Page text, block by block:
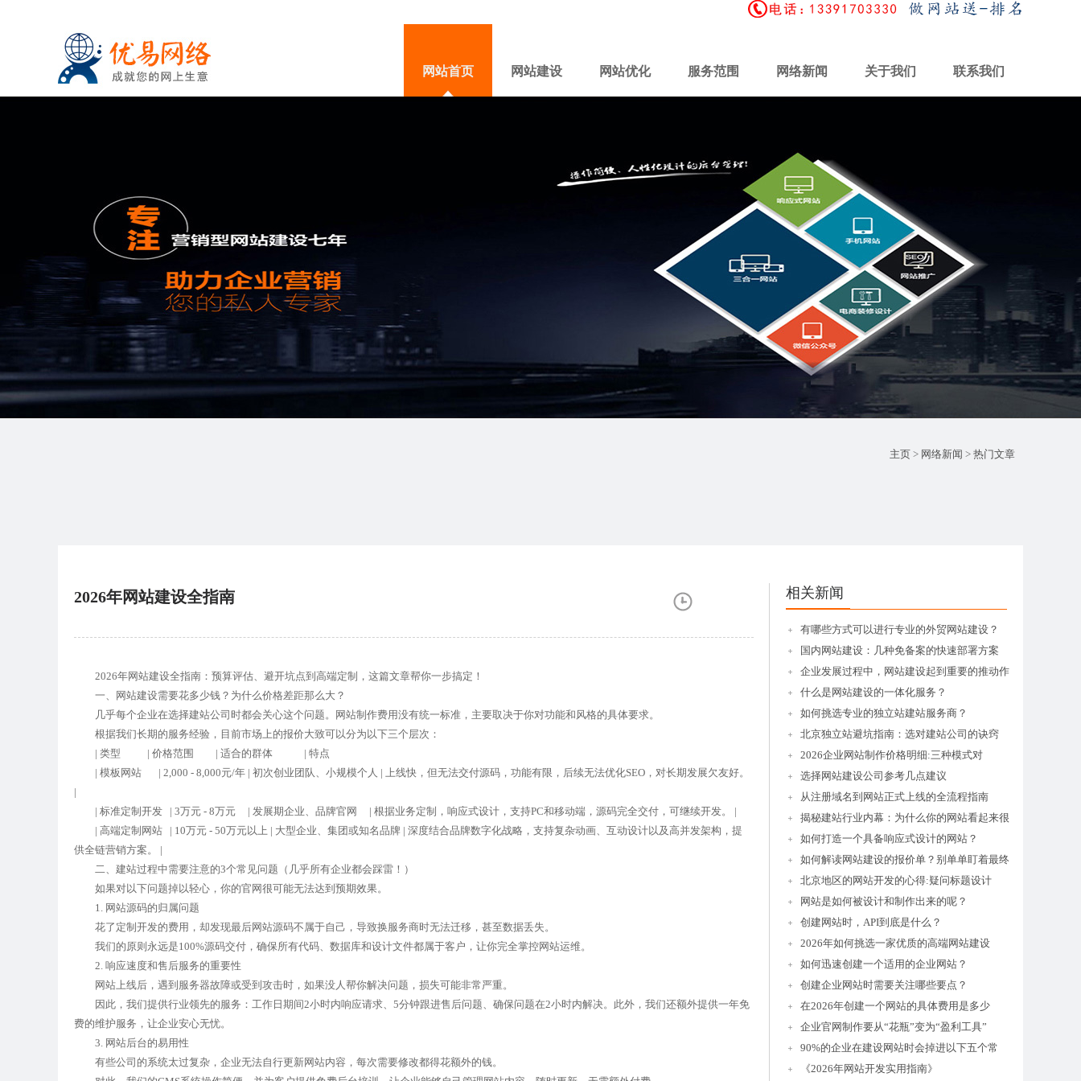
网站首页 网站建设 网站优化 服务范围 网络新闻 关于我们 联系我们
主页 > 网络新闻 > 热门文章
2026年网站建设全指南
2026年网站建设全指南：预算评估、避开坑点到高端定制，这篇文章帮你一步搞定！
一、网站建设需要花多少钱？为什么价格差距那么大？
几乎每个企业在选择建站公司时都会关心这个问题。网站制作费用没有统一标准，主要取决于你对功能和风格的具体要求。
根据我们长期的服务经验，目前市场上的报价大致可以分为以下三个层次：
| 类型 | 价格范围 | 适合的群体 | 特点
| 模板网站 | 2,000 - 8,000元/年 | 初次创业团队、小规模个人 | 上线快，但无法交付源码，功能有限，后续无法优化SEO，对长期发展欠友好。
|
| 标准定制开发 | 3万元 - 8万元 | 发展期企业、品牌官网 | 根据业务定制，响应式设计，支持PC和移动端，源码完全交付，可继续开发。 |
| 高端定制网站 | 10万元 - 50万元以上 | 大型企业、集团或知名品牌 | 深度结合品牌数字化战略，支持复杂动画、互动设计以及高并发架构，提
供全链营销方案。 |
二、建站过程中需要注意的3个常见问题（几乎所有企业都会踩雷！）
如果对以下问题掉以轻心，你的官网很可能无法达到预期效果。
1. 网站源码的归属问题
花了定制开发的费用，却发现最后网站源码不属于自己，导致换服务商时无法迁移，甚至数据丢失。
我们的原则永远是100%源码交付，确保所有代码、数据库和设计文件都属于客户，让你完全掌控网站运维。
2. 响应速度和售后服务的重要性
网站上线后，遇到服务器故障或受到攻击时，如果没人帮你解决问题，损失可能非常严重。
因此，我们提供行业领先的服务：工作日期间2小时内响应请求、5分钟跟进售后问题、确保问题在2小时内解决。此外，我们还额外提供一年免
费的维护服务，让企业安心无忧。
3. 网站后台的易用性
有些公司的系统太过复杂，企业无法自行更新网站内容，每次需要修改都得花额外的钱。
相关新闻
有哪些方式可以进行专业的外贸网站建设？
国内网站建设：几种免备案的快速部署方案
企业发展过程中，网站建设起到重要的推动作
什么是网站建设的一体化服务？
如何挑选专业的独立站建站服务商？
北京独立站避坑指南：选对建站公司的诀窍
2026企业网站制作价格明细:三种模式对
选择网站建设公司参考几点建议
从注册域名到网站正式上线的全流程指南
揭秘建站行业内幕：为什么你的网站看起来很
如何打造一个具备响应式设计的网站？
如何解读网站建设的报价单？别单单盯着最终
北京地区的网站开发的心得:疑问标题设计
网站是如何被设计和制作出来的呢？
创建网站时，API到底是什么？
2026年如何挑选一家优质的高端网站建设
如何迅速创建一个适用的企业网站？
创建企业网站时需要关注哪些要点？
在2026年创建一个网站的具体费用是多少
企业官网制作要从“花瓶”变为“盈利工具”
90%的企业在建设网站时会掉进以下五个常
《2026年网站开发实用指南》